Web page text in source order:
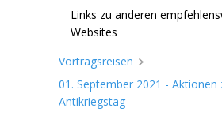
Links zu anderen
Websites
Vortragsreisen
01. September 2021 - Aktionen
Antikriegstag